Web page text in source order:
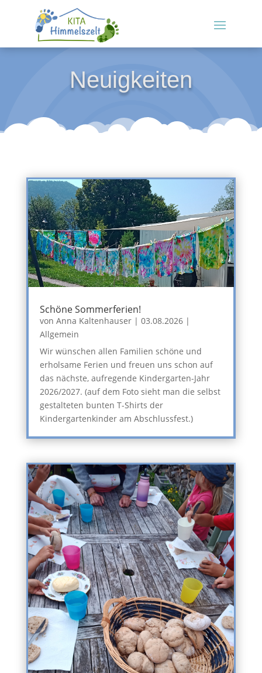
Neuigkeiten
Schöne Sommerferien!
von Anna Kaltenhauser| 03.08.2026|
Allgemein
Wir wünschen allen Familien schöne und
erholsame Ferien und freuen uns schon auf
das nächste, aufregende Kindergarten-Jahr
2026/2027. (auf dem Foto sieht man die selbst
gestalteten bunten T-Shirts der
Kindergartenkinder am Abschlussfest.)